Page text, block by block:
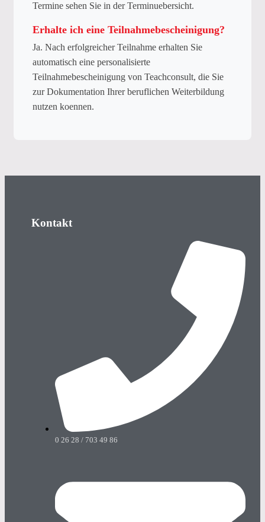
Termine sehen Sie in der Terminuebersicht.
Erhalte ich eine Teilnahmebescheinigung?
Ja. Nach erfolgreicher Teilnahme erhalten Sie
automatisch eine personalisierte
Teilnahmebescheinigung von Teachconsult, die Sie
zur Dokumentation Ihrer beruflichen Weiterbildung
nutzen koennen.
Kontakt
0 26 28 / 703 49 86